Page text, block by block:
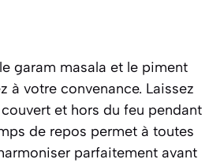
garam masala et le piment
à votre convenance. Laissez
et hors du feu pendant
de repos permet à toutes
parfaitement avant